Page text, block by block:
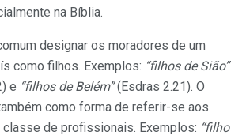
na Bíblia.
designar os moradores de um
como filhos. Exemplos: “filhos de Sião”
e “filhos de Belém”(Esdras 2.21). O
como forma de referir-se aos
de profissionais. Exemplos: “filho